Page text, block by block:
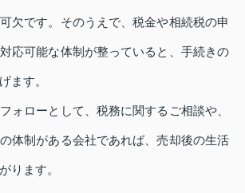
欠です。そのうえで、税金や相続税の申
応可能な体制が整っていると、手続きの
ます。
ォローとして、税務に関するご相談や、
体制がある会社であれば、売却後の生活
ります。